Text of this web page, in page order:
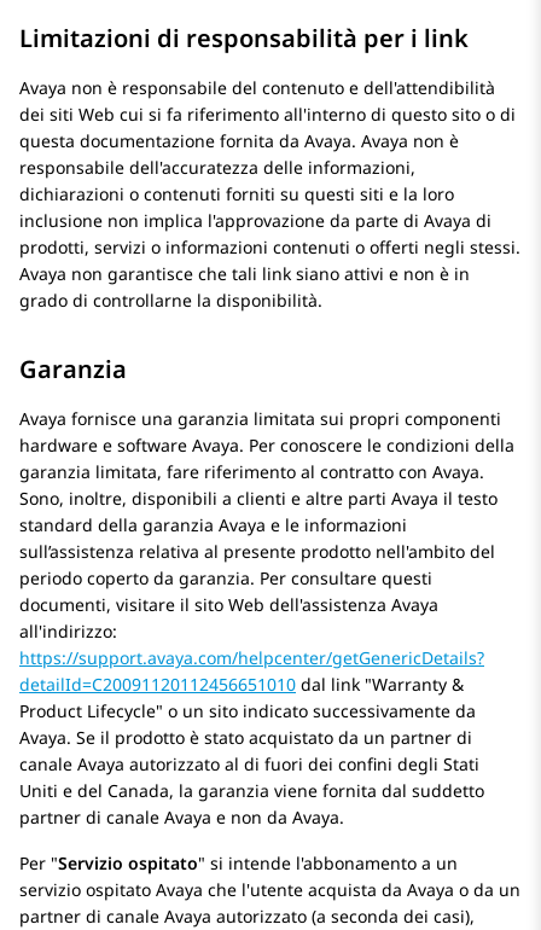
Limitazioni di responsabilità per i link
Avaya non è responsabile del contenuto e dell'attendibilità
dei siti Web cui si fa riferimento all'interno di questo sito o di
questa documentazione fornita da Avaya. Avaya non è
responsabile dell'accuratezza delle informazioni,
dichiarazioni o contenuti forniti su questi siti e la loro
inclusione non implica l'approvazione da parte di Avaya di
prodotti, servizi o informazioni contenuti o offerti negli stessi.
Avaya non garantisce che tali link siano attivi e non è in
grado di controllarne la disponibilità.
Garanzia
Avaya fornisce una garanzia limitata sui propri componenti
hardware e software Avaya. Per conoscere le condizioni della
garanzia limitata, fare riferimento al contratto con Avaya.
Sono, inoltre, disponibili a clienti e altre parti Avaya il testo
standard della garanzia Avaya e le informazioni
sull’assistenza relativa al presente prodotto nell'ambito del
periodo coperto da garanzia. Per consultare questi
documenti, visitare il sito Web dell'assistenza Avaya
all'indirizzo:
https://support.avaya.com/helpcenter/getGenericDetails?
detailId=C20091120112456651010 dal link Warranty &
Product Lifecycle o un sito indicato successivamente da
Avaya. Se il prodotto è stato acquistato da un partner di
canale Avaya autorizzato al di fuori dei confini degli Stati
Uniti e del Canada, la garanzia viene fornita dal suddetto
partner di canale Avaya e non da Avaya.
Per Servizio ospitato si intende l'abbonamento a un
servizio ospitato Avaya che l'utente acquista da Avaya o da un
partner di canale Avaya autorizzato (a seconda dei casi),